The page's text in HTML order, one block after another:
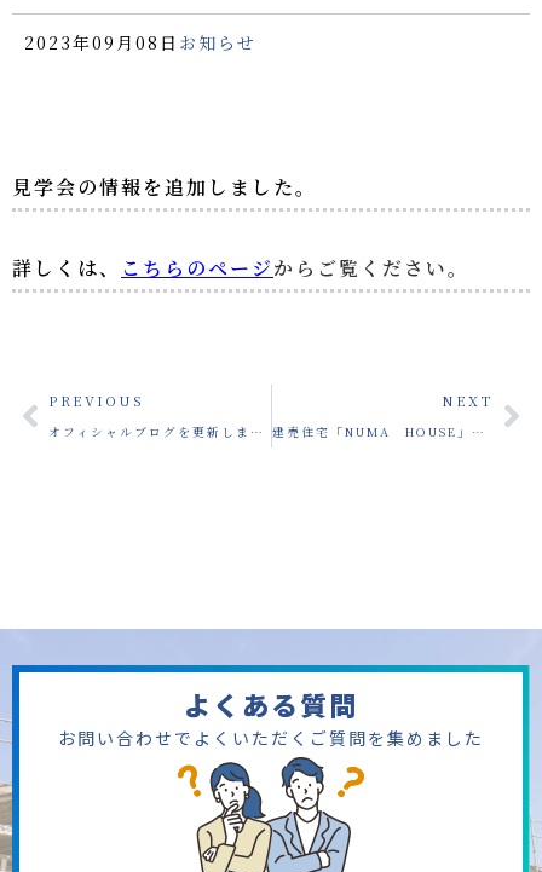
2023年09月08日 お知らせ
見学会の情報を追加しました。
詳しくは、 こちらのページからご覧ください。
PREVIOUS
オフィシャルブログを更新しました
NEXT
建売住宅「NUMA HOUSE」現場販売会開催
よくある質問
お問い合わせでよくいただくご質問を集めました